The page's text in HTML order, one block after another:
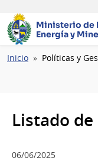
Ministerio de
Energía y
Ruta
Inicio Políticas y
Listado
06/06/2025